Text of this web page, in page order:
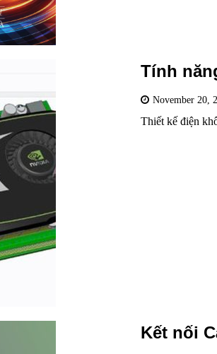
Tính
November 20,
Thiết kế điện
Kết nối